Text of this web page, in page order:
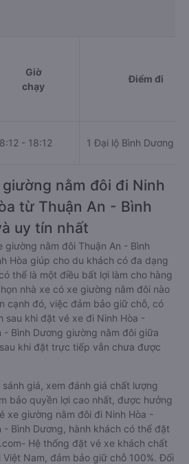
Giờ
chạy
Điểm đi
- 18:12 1 Đại lộ Bình Dương
nằm đôi đi Ninh
từ Thuận An - Bình
uy tín nhất
giường nằm đôi Thuận An - Bình
Hòa giúp cho du khách có đa dạng
thể là một điều bất lợi làm cho hàng
nhà xe có xe giường nằm đôi nào
cạnh đó, việc đảm bảo giữ chỗ, có
sau khi đặt vé xe đi Ninh Hòa -
- Bình Dương giường nằm đôi giữa
khi đặt trực tiếp vẫn chưa được
giá, xem đánh giá chất lượng
bảo quyền lợi cao nhất, được hưởng
xe giường nằm đôi đi Ninh Hòa -
- Bình Dương, hành khách có thể đặt
Hệ thống đặt vé xe khách chất
Nam, đảm bảo giữ chỗ 100%. Đối